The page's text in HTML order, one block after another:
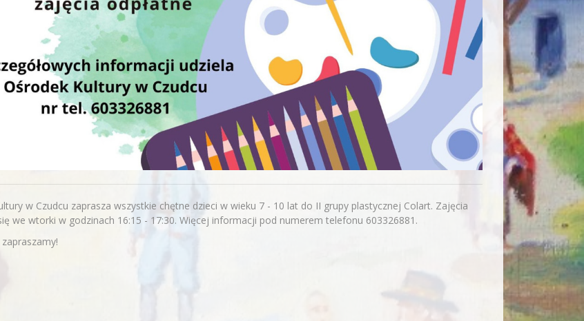
w Czudcu zaprasza wszystkie chętne dzieci w wieku 7 - 10 lat do II grupy plastycznej Colart. Zajęcia
we wtorki w godzinach 16:15 - 17:30. Więcej informacji pod numerem telefonu 603326881.